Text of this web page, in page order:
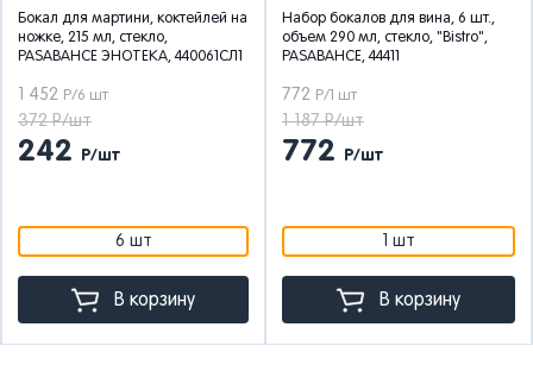
Бокал для мартини, коктейлей на
ножке, 215 мл, стекло,
PASABAHCE ЭНОТЕКА, 440061СЛ1
1 452 Р/6 шт
372 Р/шт
242 Р/шт
6 шт
В корзину
Набор бокалов для вина, 6 шт.,
объем 290 мл, стекло, "Bistro",
PASABAHCE, 44411
772 Р/1 шт
1 187 Р/шт
772 Р/шт
1 шт
В корзину